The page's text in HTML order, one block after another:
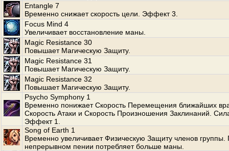
Entangle 7
Временно снижает скорость цели. Эффект 3.
Focus Mind 4
Увеличивает восстановление маны.
Magic Resistance 30
Повышает Магическую Защиту.
Magic Resistance 31
Повышает Магическую Защиту.
Magic Resistance 32
Повышает Магическую Защиту.
Psycho Symphony 1
Временно понижает Скорость Перемещения ближайших
Скорость Атаки и Скорость Произношения Заклинаний.
Эффект 1.
Song of Earth 1
Временно увеличивает Физическую Защиту членов группы.
непрерывном пении потребляет больше маны.